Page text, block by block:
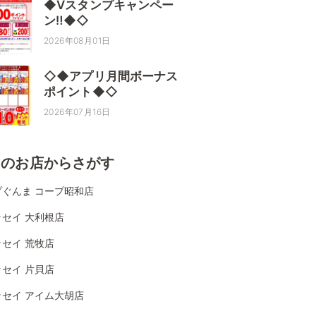
◆Vスタンプキャンペー
ン‼◆◇
2026年08月01日
◇◆アプリ月間ボーナス
ポイント◆◇
2026年07月16日
お店からさがす
ぐんま コープ昭和店
セイ 大利根店
セイ 荒牧店
セイ 片貝店
セイ アイム大胡店